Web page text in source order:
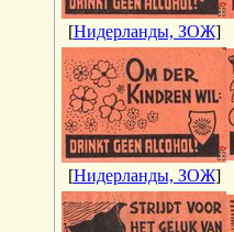
[Нидерланды, ЗОЖ]
[Нидерланды, ЗОЖ]